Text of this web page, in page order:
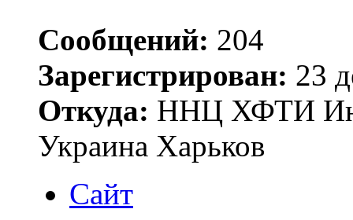
Сообщений: 204
Зарегистрирован: 23
Откуда: ННЦ ХФТИ
Украина Харьков
Сайт